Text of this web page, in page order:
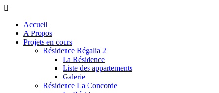
Accueil
A Propos
Projets en cours
Résidence Régalia 2
La Résidence
Liste des appartements
Galerie
Résidence La Concorde